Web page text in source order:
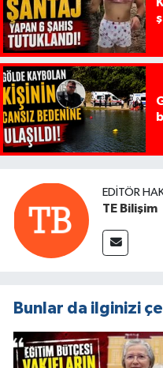
EDITÖR
TE Bilişim
Bunlar da ilginizi